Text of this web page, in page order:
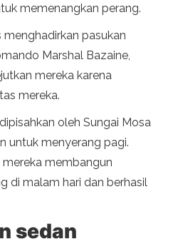
memenangkan perang.
menghadirkan pasukan
Marshal Bazaine,
mereka karena
mereka.
oleh Sungai Mosa
untuk menyerang pagi.
mereka membangun
di malam hari dan berhasil
sedan